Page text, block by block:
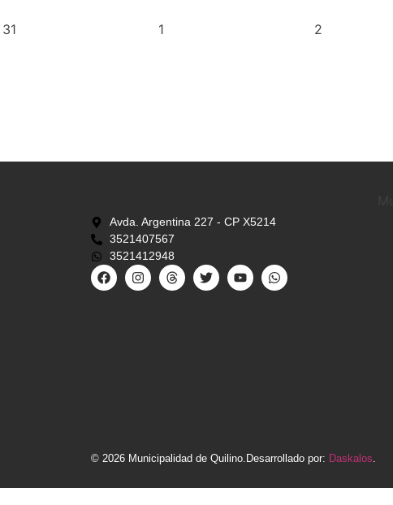
31 1 2
Avda. Argentina 227 - CP X5214
3521407567
3521412948
© 2026 Municipalidad de Quilino. Desarrollado por: Daskalos.